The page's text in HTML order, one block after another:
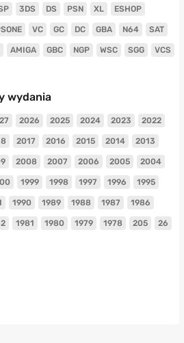
3DS DS PSN XL ESHOP
VC GC DC GBA N64 SAT
AMIGA GBC NGP WSC SGG VCS
wydania
2026 2025 2024 2023 2022
2017 2016 2015 2014 2013
2008 2007 2006 2005 2004
1999 1998 1997 1996 1995
1990 1989 1988 1987 1986
1981 1980 1979 1978 205 26